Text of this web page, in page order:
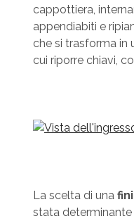
cappottiera,
appendiabiti e
che si trasforma in
cui riporre chiavi,
La scelta di una
stata determinante